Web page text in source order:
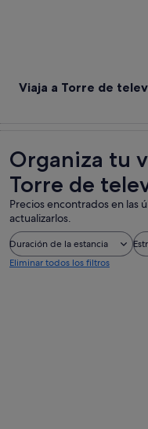
Viaja a Torre de
Organiza tu
Torre de
Precios encontrados en las
actualizarlos.
Duración de la estancia
Eliminar todos los filtros